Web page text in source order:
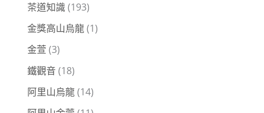
茶道知識(193)
金獎高山烏龍(1)
金萱 (3)
鐵觀音 (18)
阿里山烏龍(14)